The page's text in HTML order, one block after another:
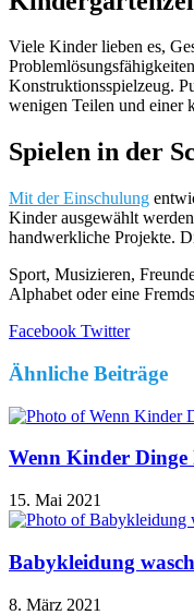
Viele Kinder lieben es,
Konstruktionsspielzeug.
wenigen Teilen und einer
Spielen in der
Mit der Einschulung
Kinder ausgewählt
handwerkliche Projekte.
Sport, Musizieren,
Alphabet oder eine
Facebook TwitterLinkedIn
Tumblr
Pinterest
Reddit
Share
Email
Print
Ähnliche Beiträge
Wenn Kinder Dinge
15. Mai 2021
Babykleidung
8. März 2021